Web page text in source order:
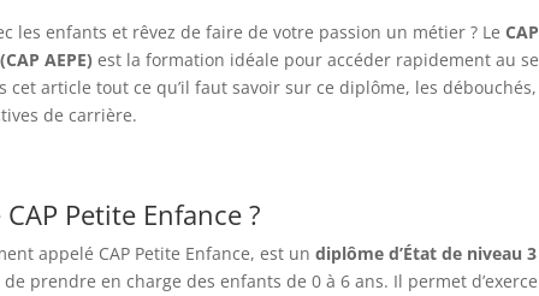
les enfants et rêvez de faire de votre passion un métier ? Le
AEPE) est la formation idéale pour accéder rapidement au
cet article tout ce qu’il faut savoir sur ce diplôme, les
de carrière.
Petite Enfance ?
appelé CAP Petite Enfance, est un diplôme d’État de niveau 3
prendre en charge des enfants de 0 à 6 ans. Il permet